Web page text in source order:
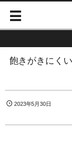
飽きがきにく
2023年5月30日